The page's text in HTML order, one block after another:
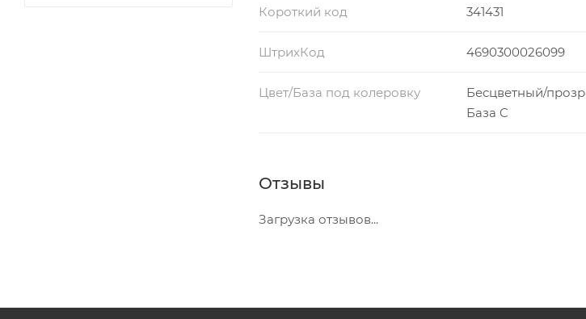
Короткий код 341431
ШтрихКод 4690300026099
Цвет/База под колеровку
Бесцветный/
База C
Отзывы
Загрузка отзывов...